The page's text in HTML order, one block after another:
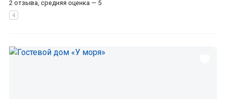
2 отзыва, средняя оценка — 5